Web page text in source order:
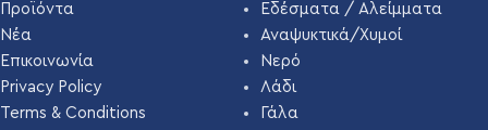
Προϊόντα
Νέα
Επικοινωνία
Privacy Policy
Terms & Conditions
Εδέσματα / Αλείμματα
Αναψυκτικά/Χυμοί
Νερό
Λάδι
Γάλα